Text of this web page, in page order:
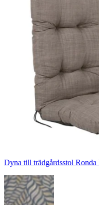
Dyna till trädgårdsstol